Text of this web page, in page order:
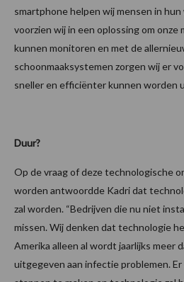
smartphone helpen wij mensen in
voorzien wij in een oplossing om onze
kunnen monitoren en met de
schoonmaaksystemen zorgen wij er
sneller en efficiënter kunnen worden
Duur?
Op de vraag of deze technologische
worden antwoordde Kadri dat
zal worden. “Bedrijven die nu niet
missen. Wij denken dat technologie
Amerika alleen al wordt jaarlijks meer
uitgegeven aan infectie problemen.